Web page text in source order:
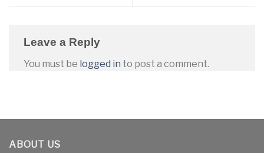
Leave a Reply
You must be logged in to post a comment.
ABOUT US